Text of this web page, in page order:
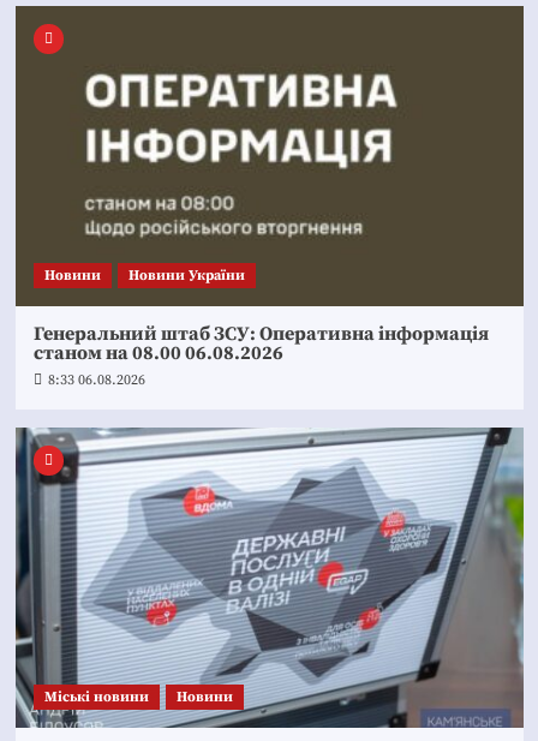
Новини Новини України
Генеральний штаб ЗСУ: Оперативна інформація
станом на 08.00 06.08.2026
8:33 06.08.2026
Mіські новини Новини